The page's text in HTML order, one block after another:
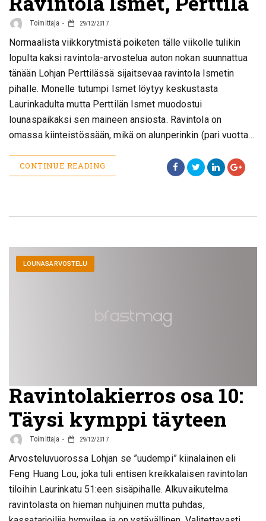
Toimittaja 29/12/2017
Normaalista viikkorytmistä poiketen tälle viikolle tulikin
lopulta kaksi ravintola-arvostelua auton nokan suunnattua
tänään Lohjan Perttilässä sijaitsevaa ravintola Ismetin
pihalle. Monelle tutumpi Ismet löytyy keskustasta
Laurinkadulta mutta Perttilän Ismet muodostui
lounaspaikaksi sen maineen ansiosta. Ravintola on
omassa kiinteistössään, mikä on alunperinkin (pari vuotta…
CONTINUE READING
LOUNASARVOSTELU
Ravintolakierros osa 10:
Täysi kymppi täyteen
Toimittaja 29/12/2017
Arvosteluvuorossa Lohjan se ”uudempi” kiinalainen eli
Feng Huang Lou, joka tuli entisen kreikkalaisen ravintolan
tiloihin Laurinkatu 51:een sisäpihalle. Alkuvaikutelma
ravintolasta on hieman nuhjuinen mutta puhdas,